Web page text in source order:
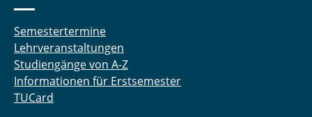
Semestertermine
Lehrveranstaltungen
Studiengänge von A-Z
Informationen für Erstsemester
TUCard